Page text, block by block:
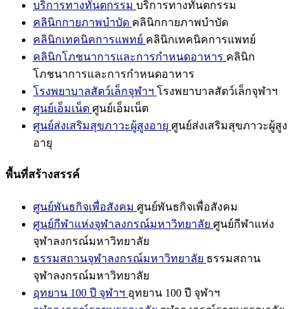
บริการทางทันตกรรม บริการทางทันตกรรม
คลินิกกายภาพบำบัด คลินิกกายภาพบำบัด
คลินิกเทคนิคการแพทย์ คลินิกเทคนิคการแพทย์
คลินิกโภชนาการและการกำหนดอาหาร คลินิก
โภชนาการและการกำหนดอาหาร
โรงพยาบาลสัตว์เล็กจุฬาฯ โรงพยาบาลสัตว์เล็กจุฬาฯ
ศูนย์เอ็มเน็ต ศูนย์เอ็มเน็ต
ศูนย์ส่งเสริมสุขภาวะผู้สูงอายุ ศูนย์ส่งเสริมสุขภาวะผู้สูง
อายุ
พื้นที่สร้างสรรค์
ศูนย์พันธกิจเพื่อสังคม ศูนย์พันธกิจเพื่อสังคม
ศูนย์กีฬาแห่งจุฬาลงกรณ์มหาวิทยาลัย ศูนย์กีฬาแห่ง
จุฬาลงกรณ์มหาวิทยาลัย
ธรรมสถานจุฬาลงกรณ์มหาวิทยาลัย ธรรมสถาน
จุฬาลงกรณ์มหาวิทยาลัย
อุทยาน 100 ปี จุฬาฯ อุทยาน 100 ปี จุฬาฯ